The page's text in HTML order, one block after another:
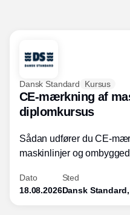
Dansk Standard Kursus
CE-mærkning af
diplomkursus
Sådan udfører du CE-
maskinlinjer og
Dato
18.08.2026
Sted
Dansk